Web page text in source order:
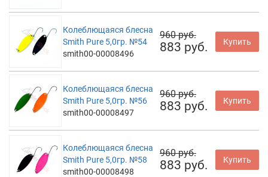
Колеблющаяся блесна
Smith Pure 5,0гр. №54
smith00-00008496
960 руб.
883 руб. Купить
Колеблющаяся блесна
Smith Pure 5,0гр. №56
smith00-00008497
960 руб.
883 руб. Купить
Колеблющаяся блесна
Smith Pure 5,0гр. №58
smith00-00008498
960 руб.
883 руб. Купить